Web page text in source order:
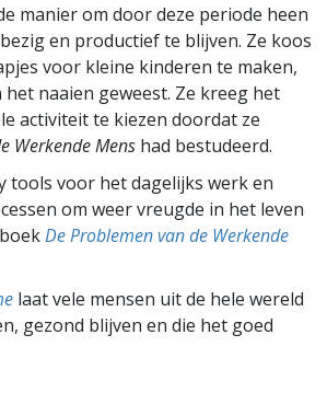
manier om door deze periode heen
en productief te blijven. Ze koos
voor kleine kinderen te maken,
het naaien geweest. Ze kreeg het
activiteit te kiezen doordat ze
Werkende Mens had bestudeerd.
tools voor het dagelijks werk en
om weer vreugde in het leven
De Problemen van de Werkende
laat vele mensen uit de hele wereld
gezond blijven en die het goed